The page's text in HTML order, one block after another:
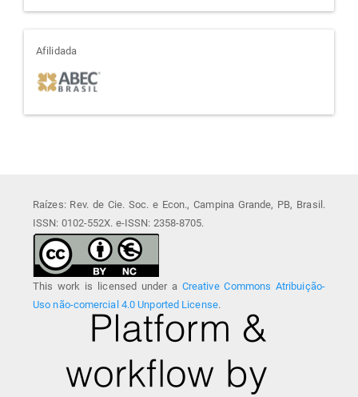
afiliada
Afilidada
Raízes: Rev. de Cie. Soc. e Econ., Campina Grande, PB, Brasil.
ISSN: 0102-552X. e-ISSN: 2358-8705.
This work is licensed under a Creative Commons Atribuição-
Uso não-comercial 4.0 Unported License.